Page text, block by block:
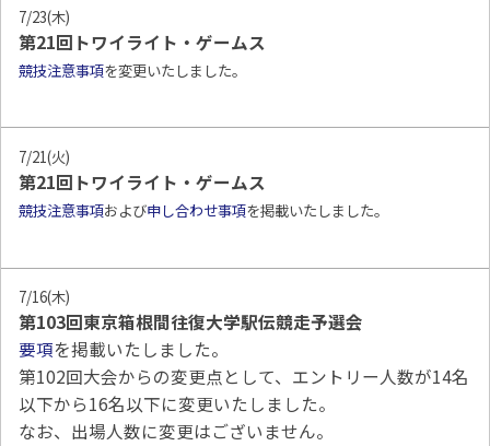
7/23(木)
第21回トワイライト・ゲームス
競技注意事項を変更いたしました。
7/21(火)
第21回トワイライト・ゲームス
競技注意事項および申し合わせ事項を掲載いたしました。
7/16(木)
第103回東京箱根間往復大学駅伝競走予選会
要項を掲載いたしました。
第102回大会からの変更点として、エントリー人数が14名
以下から16名以下に変更いたしました。
なお、出場人数に変更はございません。